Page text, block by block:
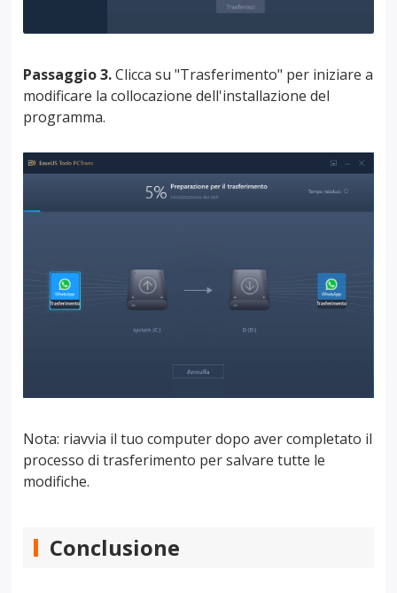
Passaggio 3.Clicca su "Trasferimento" per iniziare a
modificare la collocazione dell'installazione del
programma.
Nota: riavvia il tuo computer dopo aver completato il
processo di trasferimento per salvare tutte le
modifiche.
Conclusione